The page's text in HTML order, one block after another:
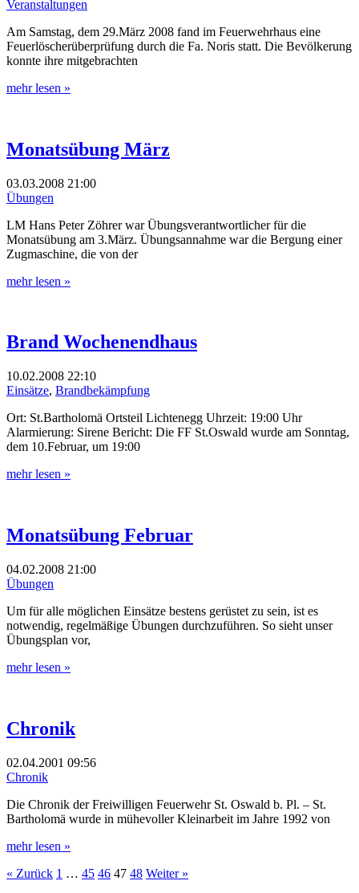
Veranstaltungen
Am Samstag, dem 29.März 2008 fand im Feuerwehrhaus eine
Feuerlöscherüberprüfung durch die Fa. Noris statt. Die Bevölkerung
konnte ihre mitgebrachten
mehr lesen »
Monatsübung März
03.03.2008 21:00
Übungen
LM Hans Peter Zöhrer war Übungsverantwortlicher für die
Monatsübung am 3.März. Übungsannahme war die Bergung einer
Zugmaschine, die von der
mehr lesen »
Brand Wochenendhaus
10.02.2008 22:10
Einsätze, Brandbekämpfung
Ort: St.Bartholomä Ortsteil Lichtenegg Uhrzeit: 19:00 Uhr
Alarmierung: Sirene Bericht: Die FF St.Oswald wurde am Sonntag,
dem 10.Februar, um 19:00
mehr lesen »
Monatsübung Februar
04.02.2008 21:00
Übungen
Um für alle möglichen Einsätze bestens gerüstet zu sein, ist es
notwendig, regelmäßige Übungen durchzuführen. So sieht unser
Übungsplan vor,
mehr lesen »
Chronik
02.04.2001 09:56
Chronik
Die Chronik der Freiwilligen Feuerwehr St. Oswald b. Pl. – St.
Bartholomä wurde in mühevoller Kleinarbeit im Jahre 1992 von
mehr lesen »
« Zurück 1 … 45 46 47 48 Weiter »